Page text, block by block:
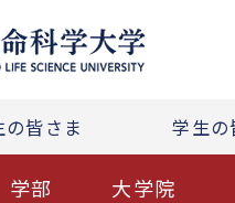
の皆さま 学生の
学部 大学院